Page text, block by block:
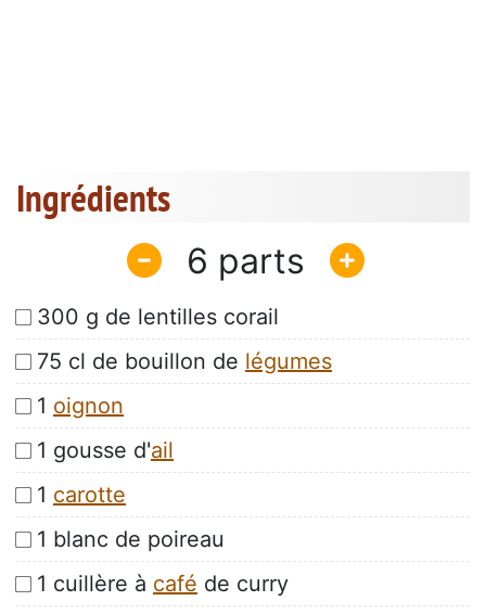
Ingrédients
6
300 g de lentilles corail
75 cl de bouillon de légumes
1 oignon
1 gousse d'ail
1 carotte
1 blanc de poireau
1 cuillère à café de curry